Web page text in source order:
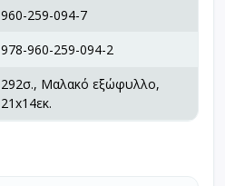
960-259-094-7
978-960-259-094-2
292σ., Μαλακό εξώφυλλο,
21x14εκ.